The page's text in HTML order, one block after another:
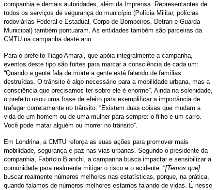
companhia e demais autoridades, além da Imprensa. Representantes de
todos os serviços de segurança do município (Polícia Militar, polícias
rodoviárias Federal e Estadual, Corpo de Bombeiros, Detran e Guarda
Municipal) também pontuaram. As entidades também são parceiras da
CMTU na campanha deste ano.
Para o prefeito Tiago Amaral, que apóia integralmente a campanha,
eventos deste tipo são fortes para marcar a consciência de cada um:
“Quando a gente fala de morte a gente está falando de famílias
destruídas. O trânsito é algo necessário para a mobilidade urbana, mas a
consciência que precisamos ter sobre ele é enorme”. Ainda na solenidade,
o prefeito usou uma frase de efeito para exemplificar a importância de
trafegar corretamente no trânsito: “Existem duas coisas que mudam a
vida de um homem ou de uma mulher para sempre: o filho e um carro.
Você pode matar alguém ou morrer no trânsito”.
Em Londrina, a CMTU reforça as suas ações para promover mais
mobilidade, segurança e paz nas vias urbanas. Segundo o presidente da
companhia, Fabrício Bianchi, a campanha busca impactar e sensibilizar a
comunidade para realmente mitigar o risco e o acidente. “[Temos que]
buscar realmente números melhores nas estatísticas, porque, na prática,
quando falamos de números melhores estamos falando de vidas. É nesse